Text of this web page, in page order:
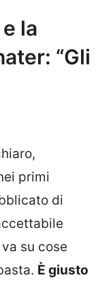
la
“Gli
primi
di
su cose
È giusto